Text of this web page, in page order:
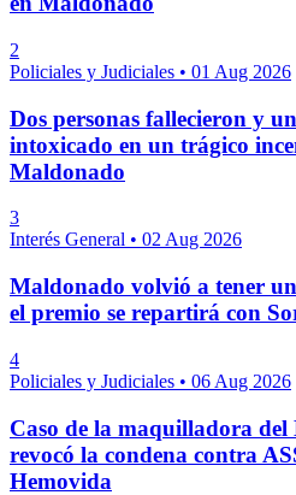
2
Policiales y Judiciales • 01 Aug 2026
Dos personas fallecieron y
intoxicado en un trágico
Maldonado
3
Interés General • 02 Aug 2026
Maldonado volvió a tener
el premio se repartirá con
4
Policiales y Judiciales • 06 Aug 2026
Caso de la maquilladora
revocó la condena contra
Hemovida